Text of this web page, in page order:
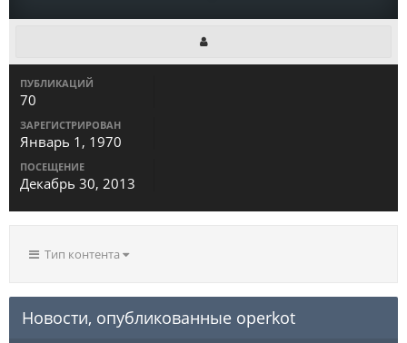
ПУБЛИКАЦИЙ
70
ЗАРЕГИСТРИРОВАН
Январь 1, 1970
ПОСЕЩЕНИЕ
Декабрь 30, 2013
Тип контента
Новости, опубликованные operkot